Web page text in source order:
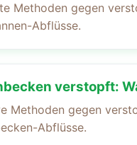
Methoden gegen
Abflüsse.
verstopft:
Methoden gegen
Abflüsse.